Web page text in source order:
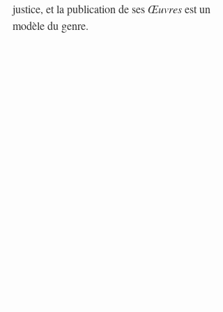
justice, et la publication de ses Œuvres est un
modèle du genre.